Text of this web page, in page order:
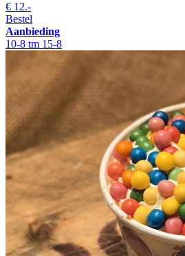
€ 12.-
Bestel
Aanbieding
10-8 tm 15-8